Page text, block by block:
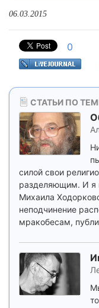
06.03.2015
0
СТАТЬИ ПО
силой свои
разделяющим. И я
Михаила
неподчинение
мракобесам,